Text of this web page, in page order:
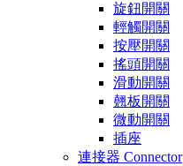
旋鈕開關
輕觸開關
按壓開關
搖頭開關
滑動開關
翹板開關
微動開關
插座
連接器 Connector